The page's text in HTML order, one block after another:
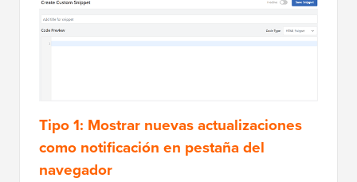
Tipo 1: Mostrar nuevas actualizaciones
como notificación en pestaña del
navegador